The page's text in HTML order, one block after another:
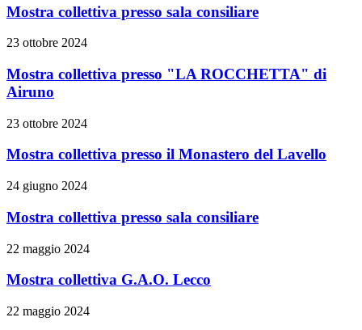
Mostra collettiva presso sala consiliare
23 ottobre 2024
Mostra collettiva presso "LA ROCCHETTA" di
Airuno
23 ottobre 2024
Mostra collettiva presso il Monastero del Lavello
24 giugno 2024
Mostra collettiva presso sala consiliare
22 maggio 2024
Mostra collettiva G.A.O. Lecco
22 maggio 2024